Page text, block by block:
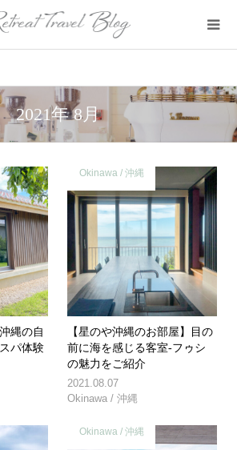
2021年 8月
縄の自
パ体験
Okinawa / 沖縄
【星のや沖縄のお部屋】目の
前に海を感じる客室-フゥシ
の魅力をご紹介
2021.08.07
Okinawa / 沖縄
Okinawa / 沖縄